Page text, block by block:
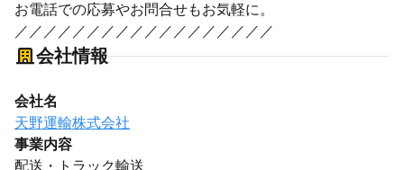
お電話での応募やお問合せもお気軽に。
／／／／／／／／／／／／／／／／／／
会社情報
会社名
天野運輸株式会社
事業内容
配送・トラック輸送